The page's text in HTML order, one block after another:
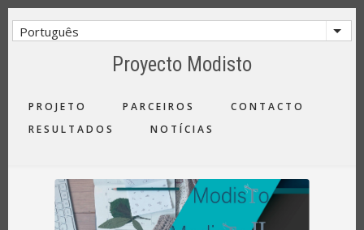
Passar
paraPortuguês
Proyecto Modisto
NAVIGATION
PROJETO PARCEIROS
CONTACTO
RESULTADOS
NOTÍCIAS